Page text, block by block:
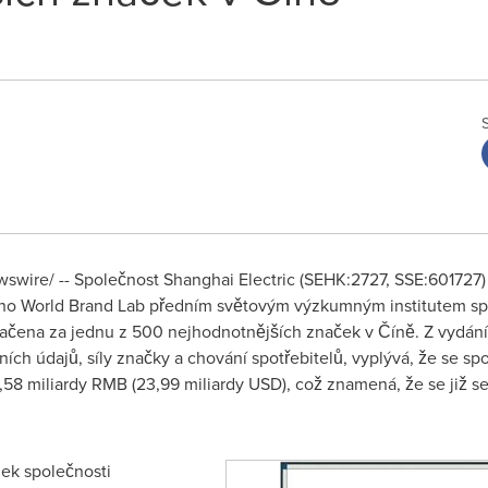
-- Společnost Shanghai Electric (SEHK:2727,
World Brand Lab předním světovým výzkumným institutem
za jednu z 500 nejhodnotnějších značek v Číně. Z
údajů, síly značky a chování spotřebitelů, vyplývá, že se
miliardy RMB (23,99 miliardy USD), což znamená, že se již
společnosti